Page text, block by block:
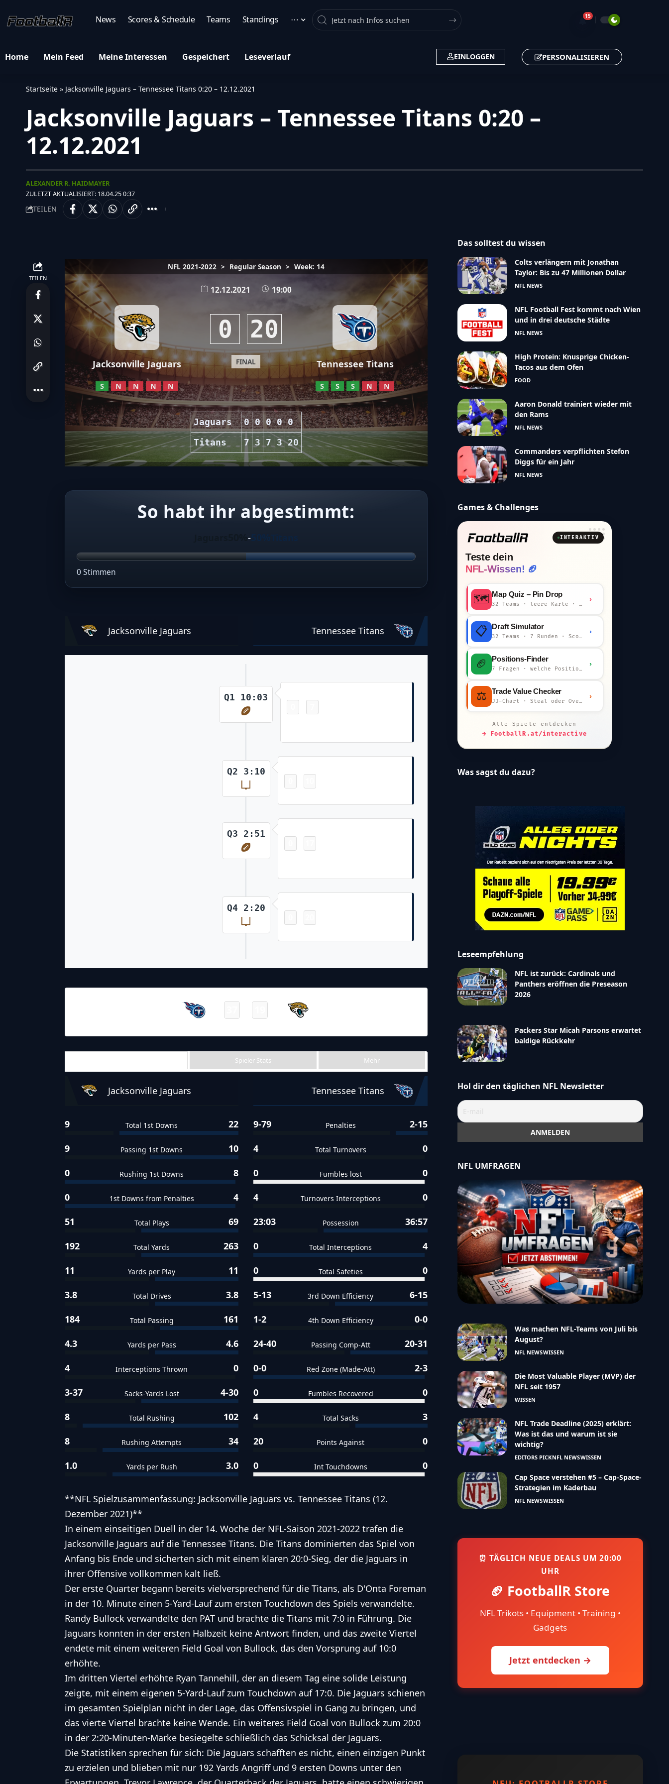
News Scores & Schedule Teams Standings ⋯ Search 🔔15
Home Mein Feed Meine Interessen Gespeichert Leseverlauf EINLOGGEN PERSONALISIEREN
Startseite » Jacksonville Jaguars – Tennessee Titans 0:20 – 12.12.2021
Jacksonville Jaguars – Tennessee Titans 0:20 –
12.12.2021
ZULETZT AKTUALISIERT: 18.04.25 0:37
ALEXANDER R. HAIDMAYER
TEILEN
TEILEN
NFL 2021-2022 > Regular Season > Week: 14
12.12.2021 19:00
Jacksonville Jaguars
S N N N N
0 20
FINAL Tennessee Titans
S S S N N
Jaguars 0 0 0 0 0
Titans
7 3 7 3 20
So habt ihr abgestimmt:
-50%
0 Stimmen
Jacksonville Jaguars Tennessee Titans
Q1 10:03
Q2 3:10
Q3 2:51
Q4 2:20
Spieler Stats Mehr
Jacksonville Jaguars Tennessee Titans
9 Total 1st Downs 22
9 Passing 1st Downs 10
0 Rushing 1st Downs 8
0 1st Downs from Penalties 4
51 Total Plays 69
192 Total Yards 263
11 Yards per Play 11
3.8 Total Drives 3.8
184 Total Passing 161
4.3 Yards per Pass 4.6
4 Interceptions Thrown 0
3-37 Sacks-Yards Lost 4-30
8 Total Rushing 102
8 Rushing Attempts 34
1.0 Yards per Rush 3.0
9-79 Penalties 2-15
4 Total Turnovers 0
0 Fumbles lost 0
4 Turnovers Interceptions 0
23:03 Possession 36:57
0 Total Interceptions 4
0 Total Safeties 0
5-13 3rd Down Efficiency 6-15
1-2 4th Down Efficiency 0-0
24-40 Passing Comp-Att 20-31
0-0 Red Zone (Made-Att) 2-3
0 Fumbles Recovered 0
4 Total Sacks 3
20 Points Against 0
0 Int Touchdowns 0
**NFL Spielzusammenfassung: Jacksonville Jaguars vs. Tennessee Titans (12.
Dezember 2021)**
In einem einseitigen Duell in der 14. Woche der NFL-Saison 2021-2022 trafen die
Jacksonville Jaguars auf die Tennessee Titans. Die Titans dominierten das Spiel von
Anfang bis Ende und sicherten sich mit einem klaren 20:0-Sieg, der die Jaguars in
ihrer Offensive vollkommen kalt ließ.
Der erste Quarter begann bereits vielversprechend für die Titans, als D'Onta Foreman
in der 10. Minute einen 5-Yard-Lauf zum ersten Touchdown des Spiels verwandelte.
Randy Bullock verwandelte den PAT und brachte die Titans mit 7:0 in Führung. Die
Jaguars konnten in der ersten Halbzeit keine Antwort finden, und das zweite Viertel
endete mit einem weiteren Field Goal von Bullock, das den Vorsprung auf 10:0
erhöhte.
Im dritten Viertel erhöhte Ryan Tannehill, der an diesem Tag eine solide Leistung
zeigte, mit einem eigenen 5-Yard-Lauf zum Touchdown auf 17:0. Die Jaguars schienen
im gesamten Spielplan nicht in der Lage, das Offensivspiel in Gang zu bringen, und
das vierte Viertel brachte keine Wende. Ein weiteres Field Goal von Bullock zum 20:0
in der 2:20-Minuten-Marke besiegelte schließlich das Schicksal der Jaguars.
Die Statistiken sprechen für sich: Die Jaguars schafften es nicht, einen einzigen Punkt
zu erzielen und blieben mit nur 192 Yards Angriff und 9 ersten Downs unter den
Das solltest du wissen
Colts verlängern mit Jonathan
Taylor: Bis zu 47 Millionen Dollar
NFL NEWS
NFL Football Fest kommt nach Wien
und in drei deutsche Städte
NFL NEWS
High Protein: Knusprige Chicken-
Tacos aus dem Ofen
FOOD
Aaron Donald trainiert wieder mit
den Rams
NFL NEWS
Commanders verpflichten Stefon
Diggs für ein Jahr
NFL NEWS
Games & Challenges
INTERAKTIV
Teste dein
NFL-Wissen! 🏈
🗺️ Map Quiz – Pin Drop
›
📋 Draft Simulator
›
🏈 Positions-Finder
›
⚖️ Trade Value Checker
›
Alle Spiele entdecken
→ FootballR.at/interactive
Was sagst du dazu?
Leseempfehlung
NFL ist zurück: Cardinals und
Panthers eröffnen die Preseason
2026
Packers Star Micah Parsons erwartet
baldige Rückkehr
Hol dir den täglichen NFL Newsletter
NFL UMFRAGEN
Was machen NFL-Teams von Juli bis
August?
NFL NEWSWISSEN
Die Most Valuable Player (MVP) der
NFL seit 1957
WISSEN
NFL Trade Deadline (2025) erklärt:
Was ist das und warum ist sie
wichtig?
EDITORS PICKNFL NEWSWISSEN
Cap Space verstehen #5 – Cap-Space-
Strategien im Kaderbau
NFL NEWSWISSEN
⏰ TÄGLICH NEUE DEALS UM 20:00
UHR
🏈 FootballR Store
NFL Trikots • Equipment • Training •
Gadgets
Jetzt entdecken →